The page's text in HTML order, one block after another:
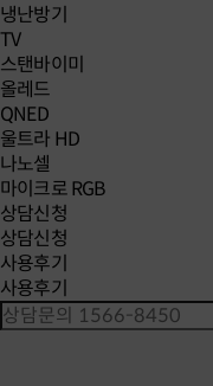
냉난방기
TV
스탠바이미
올레드
QNED
울트라 HD
나노셀
마이크로 RGB
상담신청
상담신청
사용후기
사용후기